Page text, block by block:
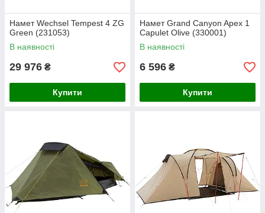
Намет Wechsel Tempest 4 ZG
Green (231053)
В наявності
29 976 ₴
Купити
Намет Grand Canyon Apex 1
Capulet Olive (330001)
В наявності
6 596 ₴
Купити